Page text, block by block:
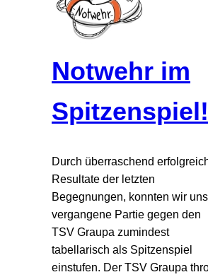
Notwehr im
Spitzenspiel!
Durch überraschend
Resultate der letzten
Begegnungen, konnten wir
vergangene Partie gegen den
TSV Graupa zumindest
tabellarisch als Spitzenspiel
einstufen. Der TSV Graupa